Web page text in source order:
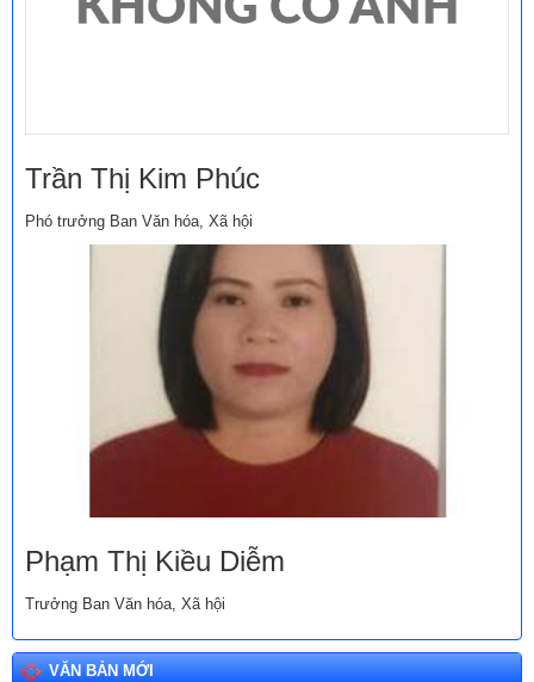
Trần Thị Kim Phúc
Phó trưởng Ban Văn hóa, Xã hội
Phạm Thị Kiều Diễm
Trưởng Ban Văn hóa, Xã hội
VĂN BẢN MỚI
1893/QĐ-UBND
(Quyết định số: 1893/QĐ-UBND ngày 30/7/2026 của
UBND xã Phú Hòa 1 về việc thu hồi đất hộ gia đình, cá nhân
ông (bà): Lê Văn Phương để thực hiện Dự án: Hồ Suối Cái xã
Phú Hòa 1 - đợt 31. Địa điểm: Thôn Nhất Sơn, xã Phú Hòa 1,
Ngày ban hành: (31/07/2026)
Số:680/TB-UBND
Tên:(Thông báo về việc công bố Danh mục thủ tục hành chính
năng quản lý của Sở Giáo dục và Đào tạo)
Ngày ban hành: (31/07/2026)